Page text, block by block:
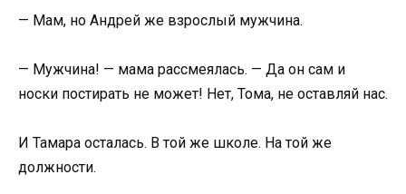
— Мам, но Андрей же взрослый мужчина.
— Мужчина! — мама рассмеялась. — Да он сам и
носки постирать не может! Нет, Тома, не оставляй нас.
И Тамара осталась. В той же школе. На той же
должности.